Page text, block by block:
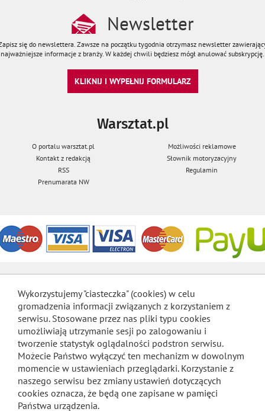
Newsletter
się do newslettera. Zawsze na początku tygodnia otrzymasz newsletter
najważniejsze informacje z branży. W każdej chwili będziesz mógł anulować subskrypcję.
KLIKNIJ I WYPEŁNIJ FORMULARZ
Warsztat.pl
O portalu warsztat.pl
Możliwości reklamowe
Kontakt z redakcją
Słownik motoryzacyjny
RSS
Regulamin
Prenumarata NW
Wykorzystujemy "ciasteczka" (cookies) w celu
gromadzenia informacji związanych z korzystaniem z
serwisu. Stosowane przez nas pliki typu cookies
umożliwiają utrzymanie sesji po zalogowaniu i
tworzenie statystyk oglądalności podstron serwisu.
Możecie Państwo wyłączyć ten mechanizm w dowolnym
momencie w ustawieniach przeglądarki. Korzystanie z
naszego serwisu bez zmiany ustawień dotyczących
cookies oznacza, że będą one zapisane w pamięci
Państwa urządzenia.